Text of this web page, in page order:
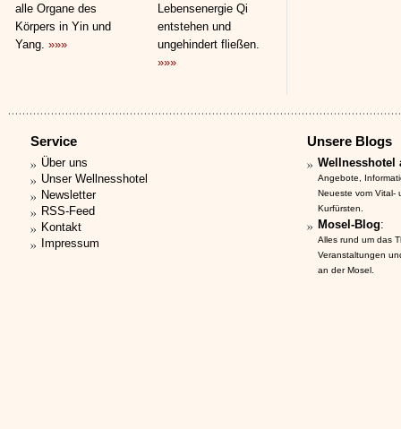
alle Organe des
Körpers in Yin und
Yang. »»»
Lebensenergie Qi
entstehen und
ungehindert fließen.
»»»
Service
Über uns
Unser Wellnesshotel
Newsletter
RSS-Feed
Kontakt
Impressum
Unsere Blogs
Wellnesshotel
Angebote,
Neueste vom Vital-
Kurfürsten.
Mosel-Blog:
Alles rund um das
Veranstaltungen
an der Mosel.